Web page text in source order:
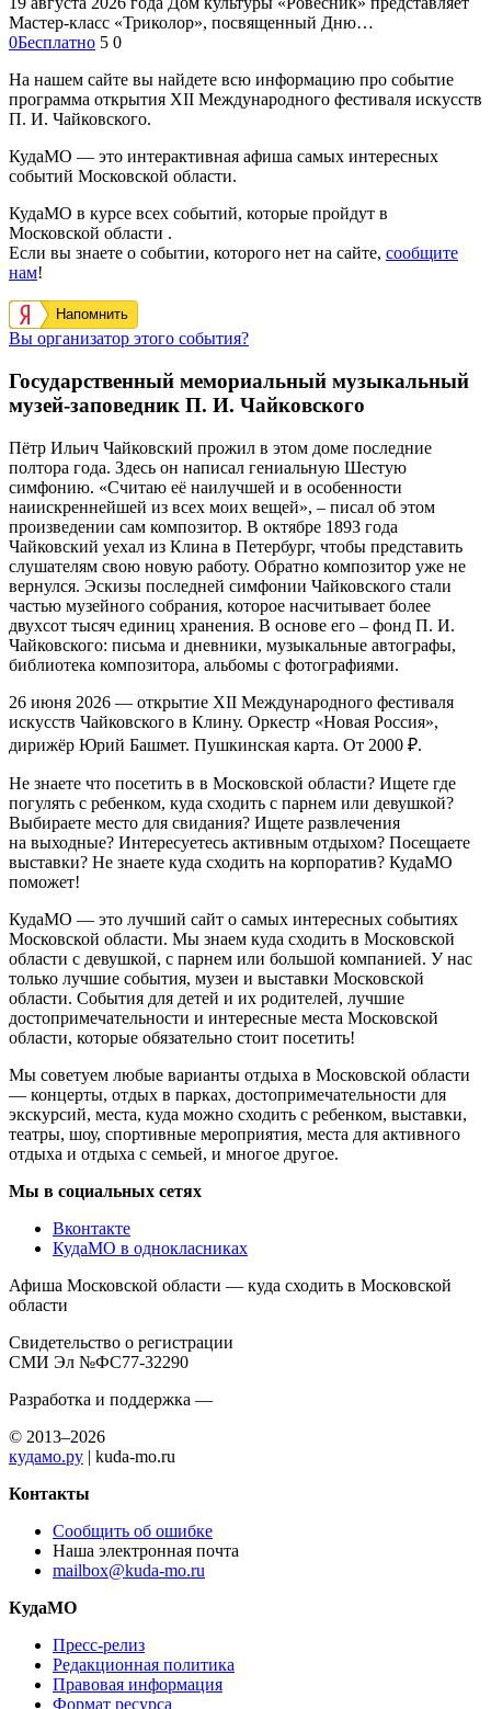
Мастер-класс «Триколор», посвященный Дню…
0Бесплатно 5 0
На нашем сайте вы найдете всю информацию про событие
программа открытия XII Международного фестиваля искусств
П. И. Чайковского.
КудаМО — это интерактивная афиша самых интересных
событий Московской области.
КудаМО в курсе всех событий, которые пройдут в
Московской области .
Если вы знаете о событии, которого нет на сайте, сообщите
нам!
Напомнить
Вы организатор этого события?
Государственный мемориальный музыкальный
музей-заповедник П. И. Чайковского
Пётр Ильич Чайковский прожил в этом доме последние
полтора года. Здесь он написал гениальную Шестую
симфонию. «Считаю её наилучшей и в особенности
наиискреннейшей из всех моих вещей», – писал об этом
произведении сам композитор. В октябре 1893 года
Чайковский уехал из Клина в Петербург, чтобы представить
слушателям свою новую работу. Обратно композитор уже не
вернулся. Эскизы последней симфонии Чайковского стали
частью музейного собрания, которое насчитывает более
двухсот тысяч единиц хранения. В основе его – фонд П. И.
Чайковского: письма и дневники, музыкальные автографы,
библиотека композитора, альбомы с фотографиями.
26 июня 2026 — открытие XII Международного фестиваля
искусств Чайковского в Клину. Оркестр «Новая Россия»,
дирижёр Юрий Башмет. Пушкинская карта. От 2000 ₽.
Не знаете что посетить в в Московской области? Ищете где
погулять с ребенком, куда сходить с парнем или девушкой?
Выбираете место для свидания? Ищете развлечения
на выходные? Интересуетесь активным отдыхом? Посещаете
выставки? Не знаете куда сходить на корпоратив? КудаМО
поможет!
КудаМО — это лучший сайт о самых интересных событиях
Московской области. Мы знаем куда сходить в Московской
области с девушкой, с парнем или большой компанией. У нас
только лучшие события, музеи и выставки Московской
области. События для детей и их родителей, лучшие
достопримечательности и интересные места Московской
области, которые обязательно стоит посетить!
Мы советуем любые варианты отдыха в Московской области
— концерты, отдых в парках, достопримечательности для
экскурсий, места, куда можно сходить с ребенком, выставки,
театры, шоу, спортивные мероприятия, места для активного
отдыха и отдыха с семьей, и многое другое.
Мы в социальных сетях
Вконтакте
КудаМО в однокласниках
Афиша Московской области — куда сходить в Московской
области
Свидетельство о регистрации
СМИ Эл №ФС77-32290
Разработка и поддержка —
© 2013–2026
кудамо.ру | kuda-mo.ru
Контакты
Сообщить об ошибке
Наша электронная почта
mailbox@kuda-mo.ru
КудаМО
Пресс-релиз
Редакционная политика
Правовая информация
Формат ресурса